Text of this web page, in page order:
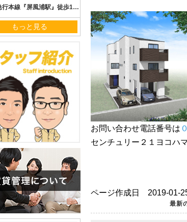
お問い合わせ電話番号は
センチュリー２１ヨコハ
ページ作成日 2019-01-
最新
もっと見る